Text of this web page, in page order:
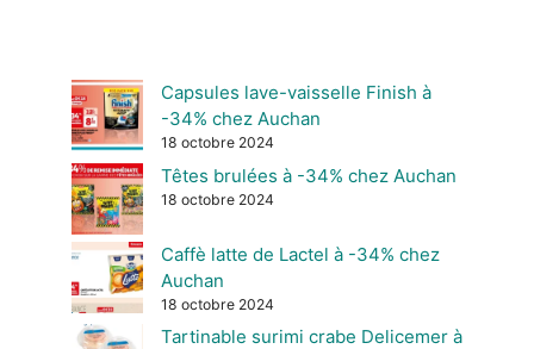
Capsules lave-vaisselle Finish à
-34% chez Auchan
18 octobre 2024
Têtes brulées à -34% chez Auchan
18 octobre 2024
Caffè latte de Lactel à -34% chez
Auchan
18 octobre 2024
Tartinable surimi crabe Delicemer à